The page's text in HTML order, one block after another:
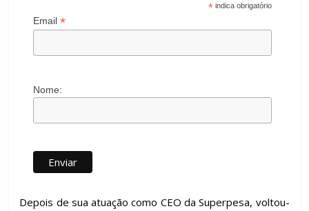
* indica obrigatório
Email*
Nome:
Depois de sua atuação como CEO da Superpesa, voltou-